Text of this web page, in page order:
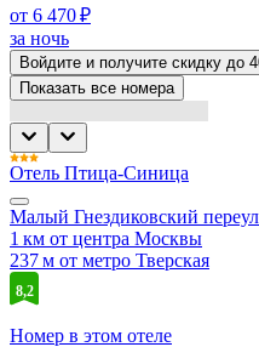
от 6 470 ₽
за ночь
Войдите и получите скидку до
Показать все номера
Отель Птица-Синица
Малый Гнездиковский
1 км от центра Москвы
237 м от метро Тверская
8,2
Номер в этом отеле